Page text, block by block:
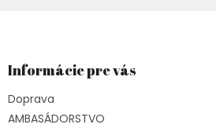
äInformácie pre vás
Doprava
AMBASÁDORSTVO